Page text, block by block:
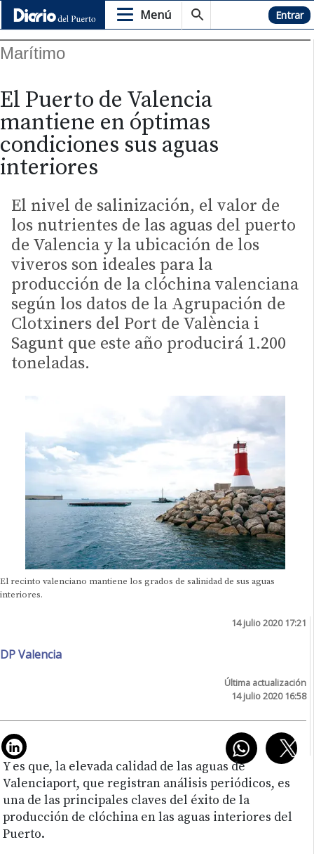
Menú Hemeroteca Entrar
Marítimo
El Puerto de Valencia
mantiene en óptimas
condiciones sus aguas
interiores
El nivel de salinización, el valor de
los nutrientes de las aguas del puerto
de Valencia y la ubicación de los
viveros son ideales para la
producción de la clóchina valenciana
según los datos de la Agrupación de
Clotxiners del Port de València i
Sagunt que este año producirá 1.200
toneladas.
El recinto valenciano mantiene los grados de salinidad de sus aguas
interiores.
14 julio 2020 17:21
DP Valencia
Última actualización
14 julio 2020 16:58
Y es que, la elevada calidad de las aguas de
Valenciaport, que registran análisis periódicos, es
una de las principales claves del éxito de la
producción de clóchina en las aguas interiores del
Puerto.